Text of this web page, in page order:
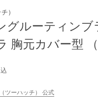
）
グルーティン
胸元カバー型 （
ツーハッチ） 公式